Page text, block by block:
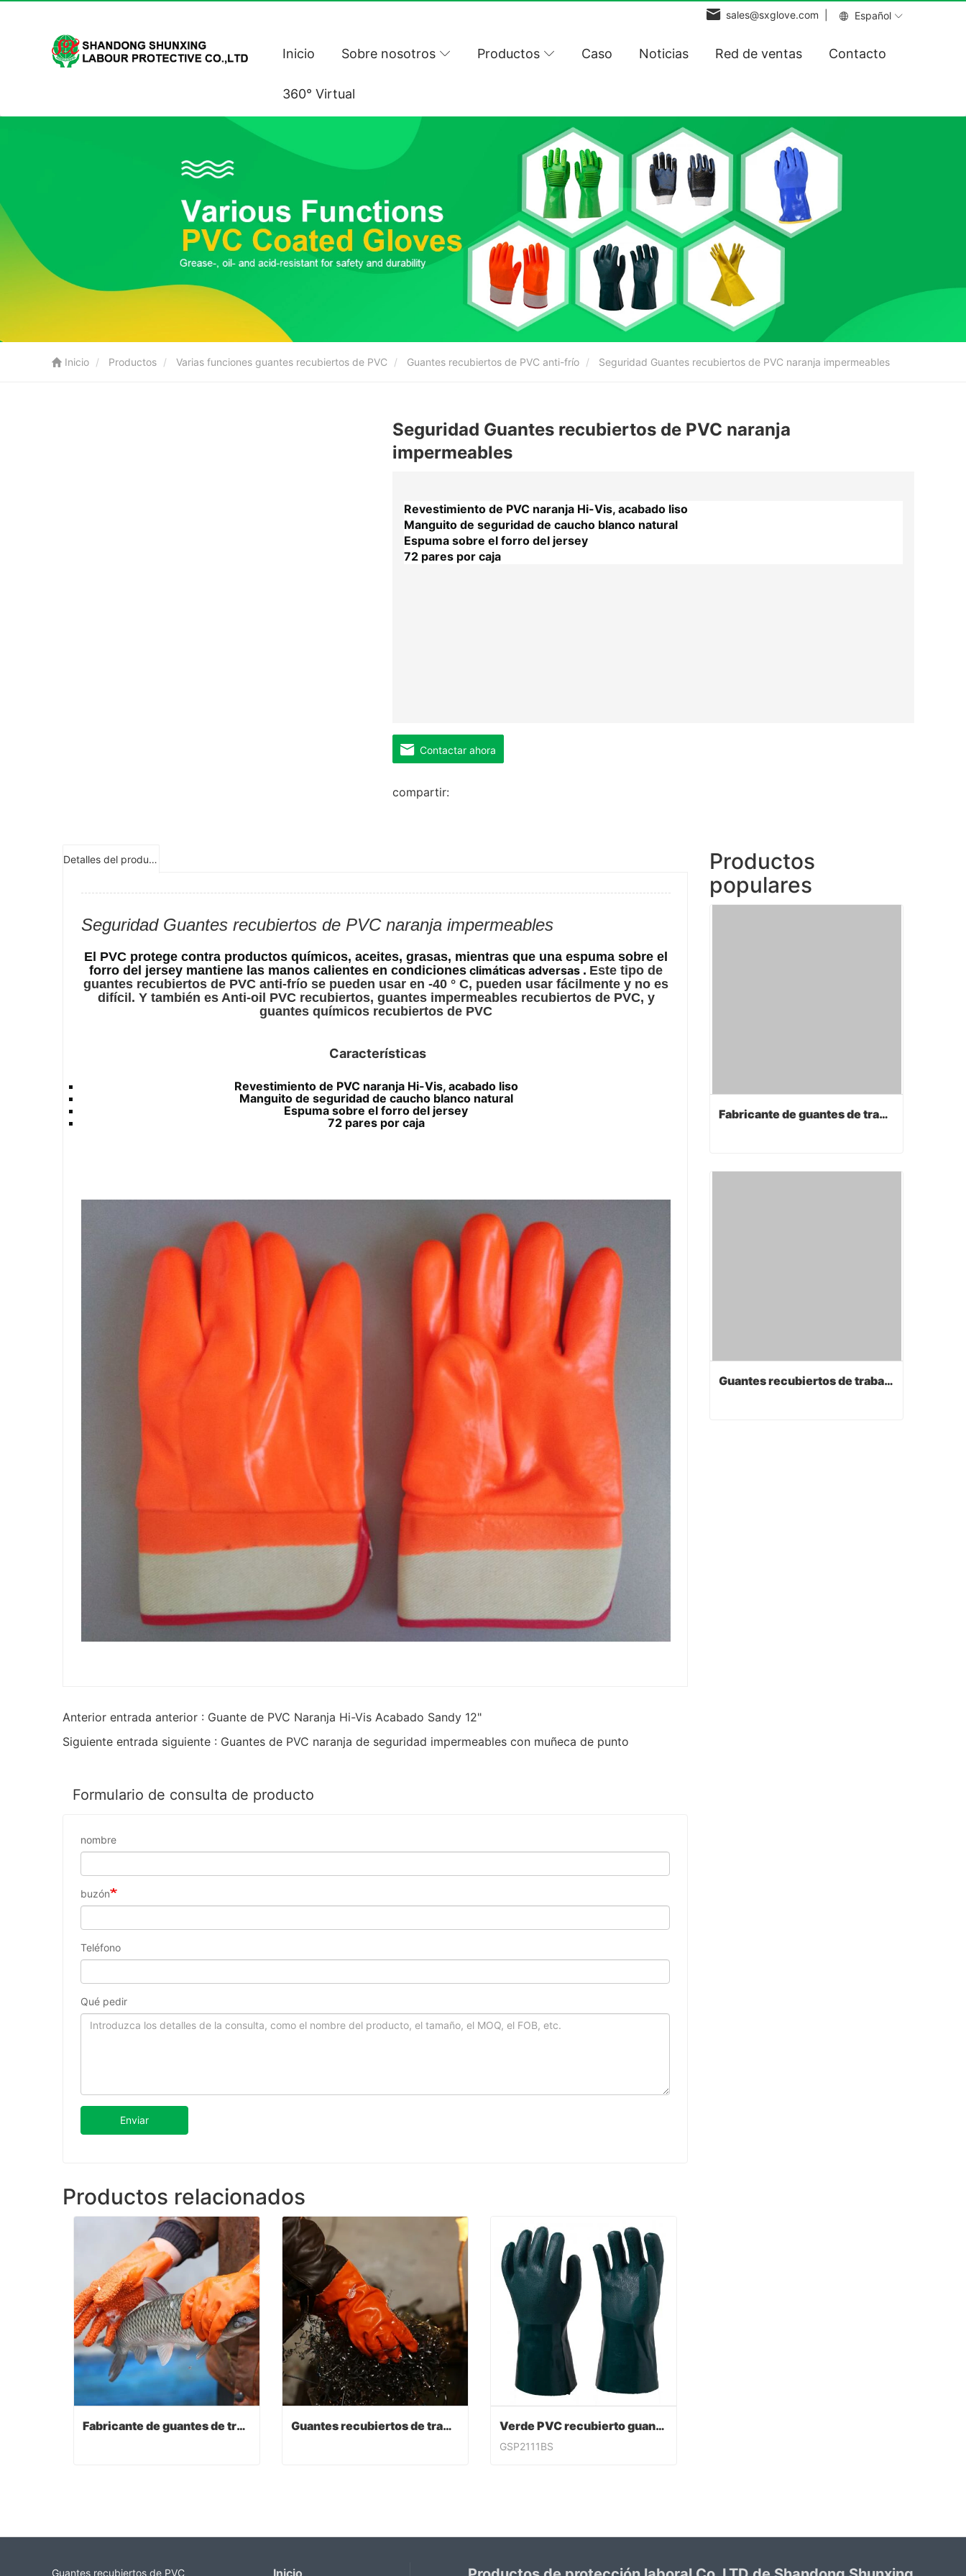
Español
sales@sxglove.com |
Inicio Sobre nosotros Productos Caso Noticias Red de ventas Contacto
360° Virtual
Inicio Productos Varias funciones guantes recubiertos de PVC Guantes recubiertos de PVC anti-frío Seguridad Guantes recubiertos de PVC naranja impermeables
Seguridad Guantes recubiertos de PVC naranja
impermeables
Revestimiento de PVC naranja Hi-Vis, acabado liso
Manguito de seguridad de caucho blanco natural
Espuma sobre el forro del jersey
72 pares por caja
Contactar ahora
compartir:
Detalles del producto
Seguridad Guantes recubiertos de PVC naranja impermeables
El PVC protege contra productos químicos, aceites, grasas, mientras que una espuma sobre el
forro del jersey mantiene las manos calientes en condiciones climáticas adversas . Este tipo de
guantes recubiertos de PVC anti-frío se pueden usar en -40 ° C, pueden usar fácilmente y no es
difícil. Y también es Anti-oil PVC recubiertos, guantes impermeables recubiertos de PVC, y
guantes químicos recubiertos de PVC
Características
Revestimiento de PVC naranja Hi-Vis, acabado liso
Manguito de seguridad de caucho blanco natural
Espuma sobre el forro del jersey
72 pares por caja
Anterior entrada anterior : Guante de PVC Naranja Hi-Vis Acabado Sandy 12"
Siguiente entrada siguiente : Guantes de PVC naranja de seguridad impermeables con muñeca de punto
Formulario de consulta de producto
nombre
buzón
Teléfono
Qué pedir
Enviar
Productos relacionados
Fabricante de guantes de trabajo Guantes recubiertos de trabajo de PVC Verde PVC recubierto guantes acabado sandy
GSP2111BS
Productos
populares
Fabricante de guantes de trabajo
Fabricante de guantes de trabajo
Guantes recubiertos de trabajo de PVC
Guantes recubiertos de PVC Inicio